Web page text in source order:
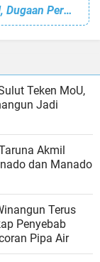
SPBU Tombatu Diskors Usai Video Viral, Dugaan Permainan Solar Subsidi Mulai Terbongkar
Teken MoU,
Jadi
Akmil
dan Manado
Terus
Penyebab
Pipa Air